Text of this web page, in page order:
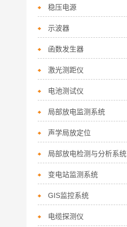
稳压电源
示波器
函数发生器
激光测距仪
电池测试仪
局部放电监测系统
声学局放定位
局部放电检测与分析系统
变电站监测系统
GIS监控系统
电缆探测仪